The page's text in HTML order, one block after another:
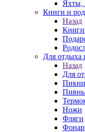
Яхты,
Книги и
Назад
Книги
Для отдыха
Назад
Для
Ножи
Фляги